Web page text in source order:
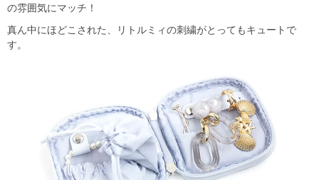
の雰囲気にマッチ！
真ん中にほどこされた、リトルミィの刺繍がとってもキュートで
す。